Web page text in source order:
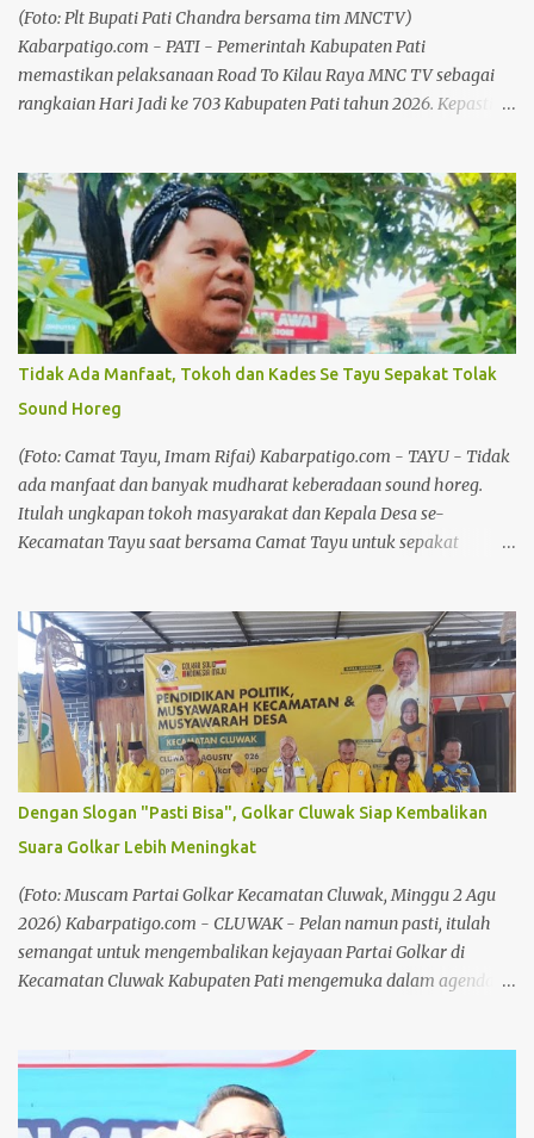
Pangkalan Truk Baca juga: Bersilaturahmi Bersama Awak Media,
Kapolresta Pati Sampaikan Apresiasi dan Ucapan Terima Kasih
Jejak Pengabdian di Ekonomi Syariah Muhammad Ridwan
adalah F...
(Foto: Plt Bupati Pati Chandra bersama tim MNCTV)
Kabarpatigo.com - PATI - Pemerintah Kabupaten Pati
memastikan pelaksanaan Road To Kilau Raya MNC TV sebagai
rangkaian Hari Jadi ke 703 Kabupaten Pati tahun 2026. Kepastian
Kabupaten Pati. Audiensi tersebut mempertemukan Plt Bupati
Pati Risma Ardhi Chandra dengan Direktur Programming MNC
TV Hary Hermawan bersama timnya. Baca juga: Dengan Slogan
"Pasti Bisa", Golkar Cluwak Siap Kembalikan Suara Golkar Lebih
Meningkat Baca juga: Tembus Pasar Nasional dan Internasional,
Potensi Pati Harus Dikemas Secara Kreatif Adapun kegiatan yang
dibahas dalam audiensi itu, dijadwalkan bakal berlangsung pada
28–29 Agustus 2026 di Alun-alun Kabupaten Pati, dengan
menghadirkan pawai artis dan panggung hiburan untuk
masyarakat. Plt Bupati Pati Risma Ardhi Chandra mengatakan
pemerintah daerah telah melakukan koordinasi dengan tim M...
Tidak Ada Manfaat, Tokoh dan Kades Se Tayu Sepakat Tolak
Sound Horeg
(Foto: Camat Tayu, Imam Rifai) Kabarpatigo.com - TAYU - Tidak
ada manfaat dan banyak mudharat keberadaan sound horeg.
Itulah ungkapan tokoh masyarakat dan Kepala Desa se-
Kecamatan Tayu saat bersama Camat Tayu untuk sepakat
paparannya Camat Tayu, Imam Rifai memaparkan kesepakatan
ini terjalin dalam pertemuan di Pendapa Kecamatan Tayu.
”Poinnya, gabungan aliansi dan ormas, kemudian Forum
Komunikasi Pondok Pesantren, termasuk juga BPD, kemudian
Kepala Desa, juga mendukung pelarangan terhadap adanya
sound horeg di Kecamatan Tayu,” ujar Imam Rifai, Selasa
(4/8/26). Setelah kesepakatan ini, pihaknya bakal melayangkan
surat kepada Plt Bupati Pati, Risma Ardhi Chandra agar ikut
melarang penggunaan sound horeg. Baik saat karnaval maupun
battle sound horeg. ”Forkopimda untuk agar dibuat larangan
terhadap penyelenggaraan sound horeg di Kabupaten Pati,” lanjut
dia. Baca ju...
Dengan Slogan "Pasti Bisa", Golkar Cluwak Siap Kembalikan
Suara Golkar Lebih Meningkat
(Foto: Muscam Partai Golkar Kecamatan Cluwak, Minggu 2 Agu
2026) Kabarpatigo.com - CLUWAK - Pelan namun pasti, itulah
semangat untuk mengembalikan kejayaan Partai Golkar di
Kecamatan Cluwak Kabupaten Pati mengemuka dalam agenda
pengurus di wilayah Kecamatan Cluwak berkomitmen
meningkatkan perolehan suara pada Pemilu mendatang. Baca
juga: Bersilaturahmi Bersama Awak Media, Kapolresta Pati